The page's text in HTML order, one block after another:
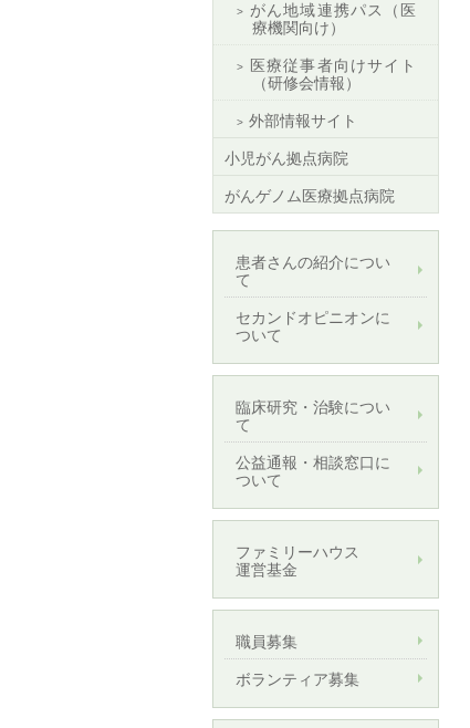
がん地域連携パス（医
療機関向け）
医療従事者向けサイト
（研修会情報）
外部情報サイト
小児がん拠点病院
がんゲノム医療拠点病院
患者さんの紹介につい
て
セカンドオピニオンに
ついて
臨床研究・治験につい
て
公益通報・相談窓口に
ついて
ファミリーハウス
運営基金
職員募集
ボランティア募集